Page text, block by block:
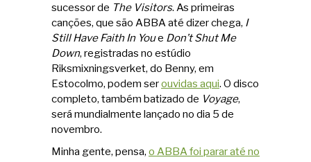
sucessor de The Visitors. As primeiras
canções, que são ABBA até dizer chega, I
Still Have Faith In Youe Don’t Shut Me
Down, registradas no estúdio
Riksmixningsverket, do Benny, em
Estocolmo, podem serouvidas aqui. O disco
completo, também batizado de Voyage,
será mundialmente lançado no dia 5 de
novembro.
Minha gente, pensa, o ABBA foi parar até no